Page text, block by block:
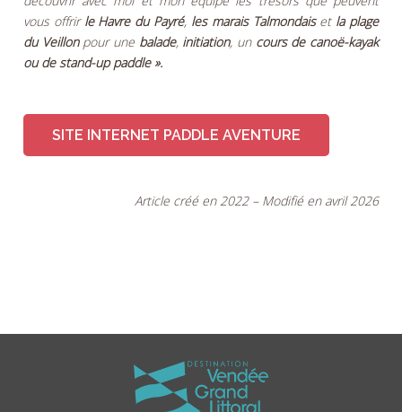
vous offrir le Havre du Payré, les marais Talmondaiset la plage
du Veillonpour une balade, initiation, un cours de canoë-kayak
ou de stand-up paddle ».
SITE INTERNET PADDLE AVENTURE
Article créé en 2022 – Modifié en avril 2026